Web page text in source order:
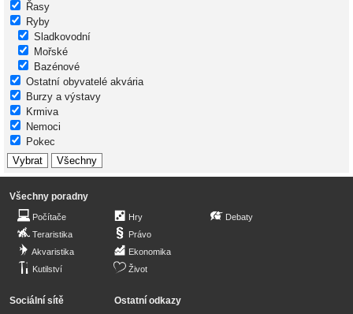
Řasy
Ryby
Sladkovodní
Mořské
Bazénové
Ostatní obyvatelé akvária
Burzy a výstavy
Krmiva
Nemoci
Pokec
Všechny poradny
Počítače
Teraristika
Akvaristika
Kutilství
Hry
Právo
Ekonomika
Život
Debaty
Sociální sítě Ostatní odkazy